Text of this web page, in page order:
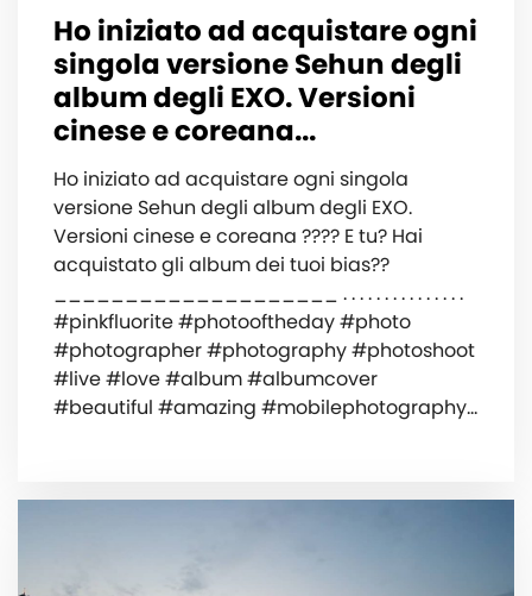
Ho iniziato ad acquistare ogni
singola versione Sehun degli
album degli EXO. Versioni
cinese e coreana...
Ho iniziato ad acquistare ogni singola
versione Sehun degli album degli EXO.
Versioni cinese e coreana ???? E tu? Hai
acquistato gli album dei tuoi bias??
____________________ . . . . . . . . . . . . . . .
#pinkfluorite #photooftheday #photo
#photographer #photography #photoshoot
#live #love #album #albumcover
#beautiful #amazing #mobilephotography…